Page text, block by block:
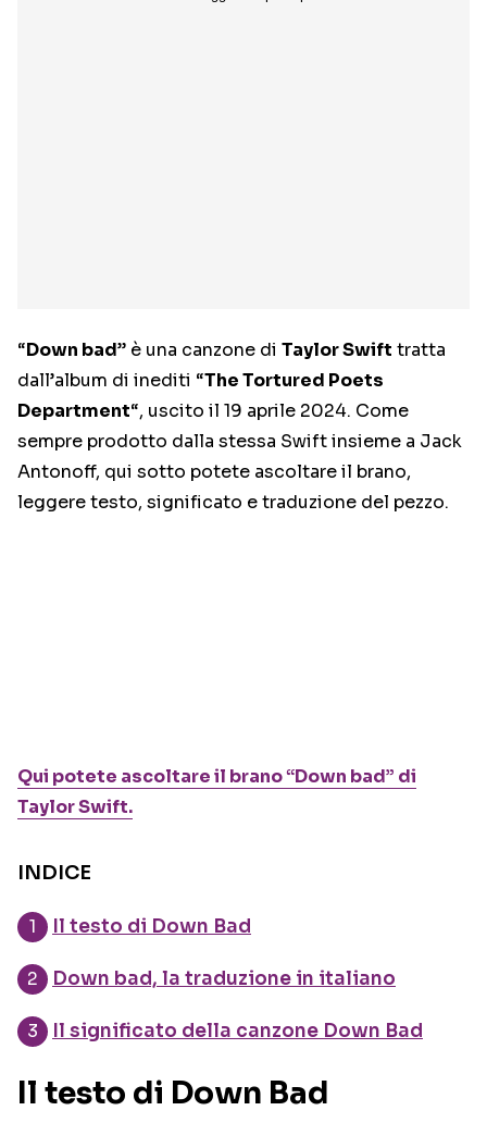
“Down bad” è una canzone di Taylor Swift tratta
dall’album di inediti “The Tortured Poets
Department“, uscito il 19 aprile 2024. Come
sempre prodotto dalla stessa Swift insieme a Jack
Antonoff, qui sotto potete ascoltare il brano,
leggere testo, significato e traduzione del pezzo.
Qui potete ascoltare il brano “Down bad” di
Taylor Swift.
INDICE
Il testo di Down Bad
Down bad, la traduzione in italiano
Il significato della canzone Down Bad
Il testo di Down Bad